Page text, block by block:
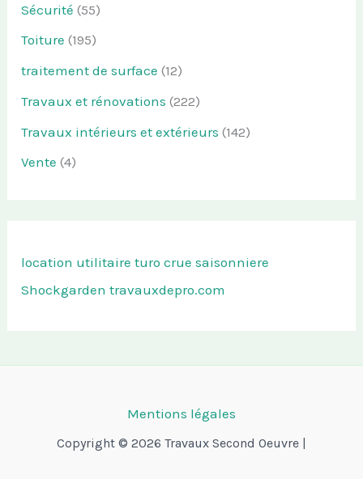
Sécurité (55)
Toiture (195)
traitement de surface (12)
Travaux et rénovations (222)
Travaux intérieurs et extérieurs (142)
Vente (4)
location utilitaire turo crue saisonniere
Shockgarden travauxdepro.com
Mentions légales
Copyright © 2026 Travaux Second Oeuvre |